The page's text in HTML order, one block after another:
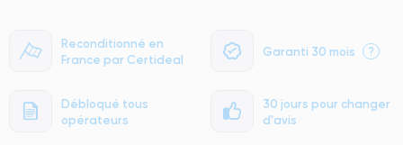
Reconditionné en
France par Certideal
Garanti 30 mois ?
Débloqué tous
opérateurs
30 jours pour changer
d'avis